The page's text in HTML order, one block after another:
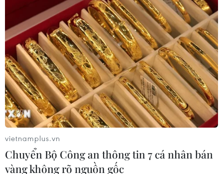
vietnamplus.vn
Chuyển Bộ Công an thông tin 7 cá nhân bán
vàng không rõ nguồn gốc